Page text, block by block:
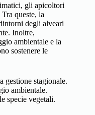
gli apicoltori
queste, la
degli alveari
Inoltre,
ambientale e la
sostenere le
gestione stagionale.
ambientale.
specie vegetali.